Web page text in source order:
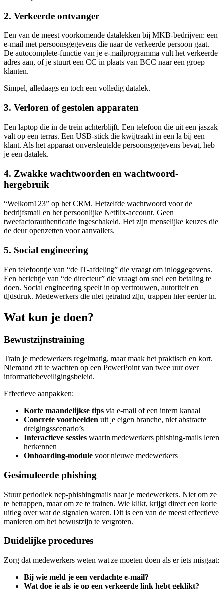
2. Verkeerde ontvanger
Een van de meest voorkomende datalekken bij MKB-bedrijven: een
e-mail met persoonsgegevens die naar de verkeerde persoon gaat.
De autocomplete-functie van je e-mailprogramma vult het verkeerde
adres aan, of je stuurt een CC in plaats van BCC naar een groep
klanten.
Simpel, alledaags en toch een volledig datalek.
3. Verloren of gestolen apparaten
Een laptop die in de trein achterblijft. Een telefoon die uit een jaszak
valt op een terras. Een USB-stick die kwijtraakt in een la bij een
klant. Als het apparaat onversleutelde persoonsgegevens bevat, heb
je een datalek.
4. Zwakke wachtwoorden en wachtwoord-
hergebruik
“Welkom123” op het CRM. Hetzelfde wachtwoord voor de
bedrijfsmail en het persoonlijke Netflix-account. Geen
tweefactorauthenticatie ingeschakeld. Het zijn menselijke keuzes die
de deur openzetten voor aanvallers.
5. Social engineering
Een telefoontje van “de IT-afdeling” die vraagt om inloggegevens.
Een berichtje van “de directeur” die vraagt om snel een betaling te
doen. Social engineering speelt in op vertrouwen, autoriteit en
tijdsdruk. Medewerkers die niet getraind zijn, trappen hier eerder in.
Wat kun je doen?
Bewustzijnstraining
Train je medewerkers regelmatig, maar maak het praktisch en kort.
Niemand zit te wachten op een PowerPoint van twee uur over
informatiebeveiligingsbeleid.
Effectieve aanpakken:
Korte maandelijkse tips via e-mail of een intern kanaal
Concrete voorbeelden uit je eigen branche, niet abstracte
dreigingsscenario’s
Interactieve sessies waarin medewerkers phishing-mails leren
herkennen
Onboarding-module voor nieuwe medewerkers
Gesimuleerde phishing
Stuur periodiek nep-phishingmails naar je medewerkers. Niet om ze
te betrappen, maar om ze te trainen. Wie klikt, krijgt direct een korte
uitleg over wat de signalen waren. Dit is een van de meest effectieve
manieren om het bewustzijn te vergroten.
Duidelijke procedures
Zorg dat medewerkers weten wat ze moeten doen als er iets misgaat:
Bij wie meld je een verdachte e-mail?
Wat doe je als je op een verkeerde link hebt geklikt?